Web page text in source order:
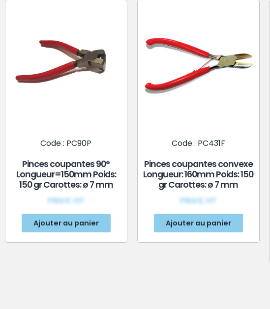
Code : PC90P
Pinces coupantes 90°
Longueur=150mm Poids:
150 gr Carottes: ø 7 mm
PRIX€ HT
Ajouter au panier
Code : PC431F
Pinces coupantes convexe
Longueur: 160mm Poids: 150
gr Carottes: ø 7 mm
PRIX€ HT
Ajouter au panier